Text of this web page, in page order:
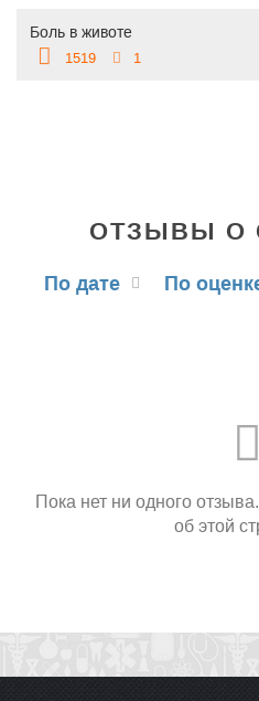
Боль в животе
1519 1
ОТЗЫВЫ О
По дате По
Пока нет ни одного
об этой